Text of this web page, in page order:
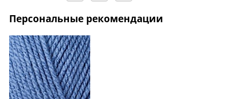
Персональные рекомендации